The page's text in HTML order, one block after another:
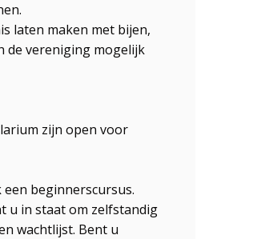
laten maken met bijen,
de vereniging mogelijk
zijn open voor
beginnerscursus.
u in staat om zelfstandig
wachtlijst. Bent u